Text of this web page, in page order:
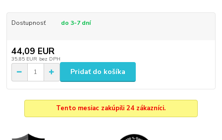
Dostupnosť do 3-7 dní
44,09 EUR
35,85 EUR bez DPH
Pridať do košíka
Tento mesiac zakúpili 24 zákazníci.